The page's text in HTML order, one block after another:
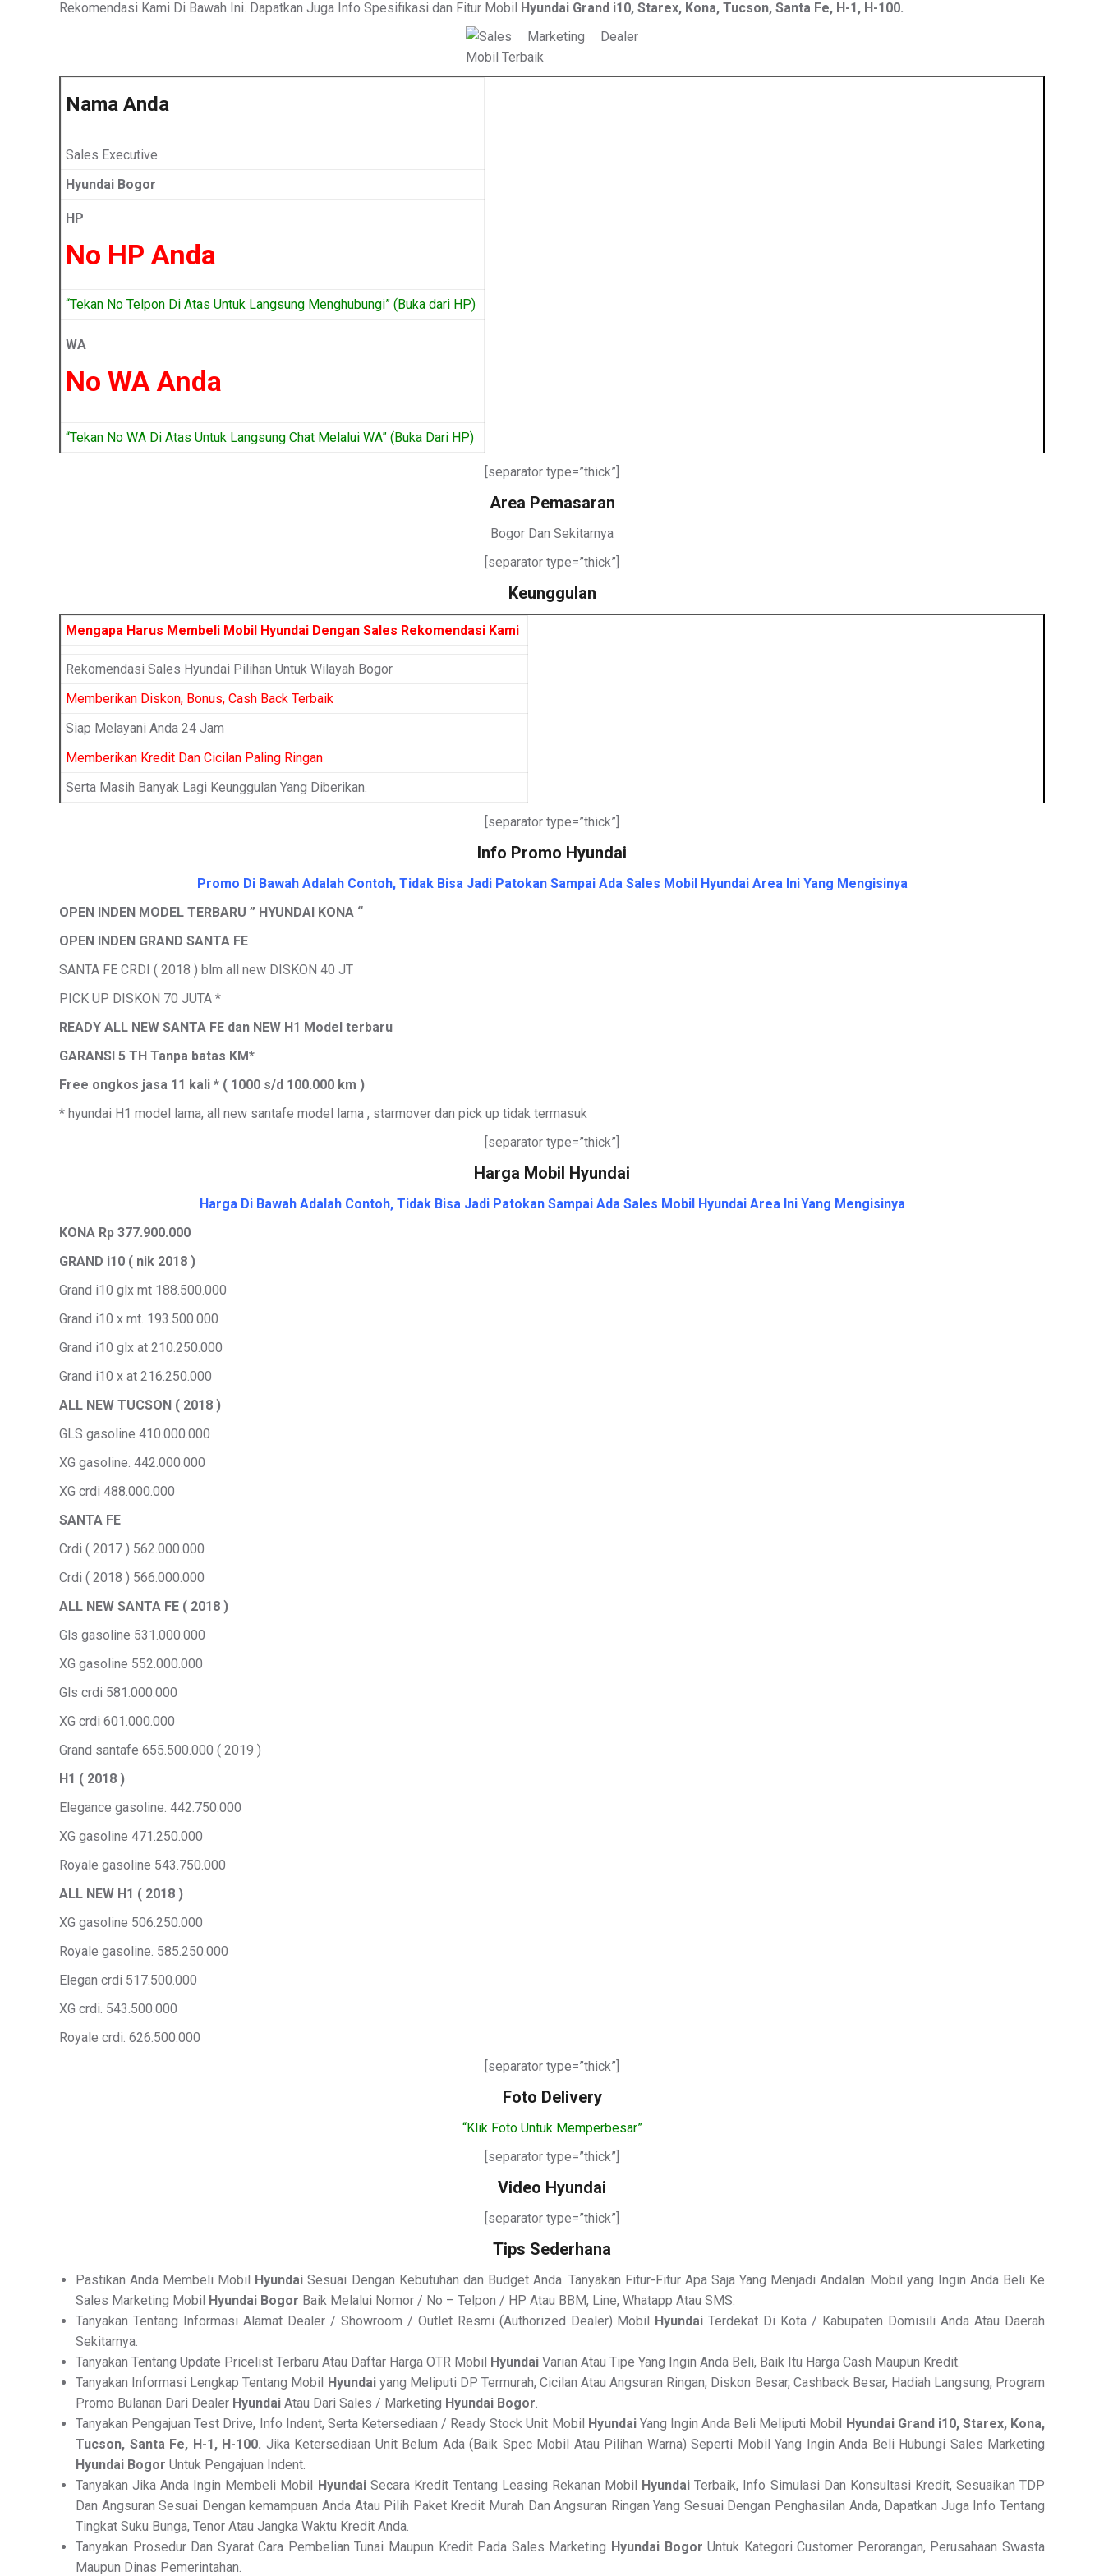
Rekomendasi Kami Di Bawah Ini. Dapatkan Juga Info Spesifikasi dan Fitur Mobil Hyundai Grand i10, Starex, Kona, Tucson, Santa Fe, H-1, H-100.
Nama Anda
Sales Executive
Hyundai Bogor
HP
No HP Anda
“Tekan No Telpon Di Atas Untuk Langsung Menghubungi” (Buka dari HP)
WA
No WA Anda
“Tekan No WA Di Atas Untuk Langsung Chat Melalui WA” (Buka Dari HP)
[separator type=”thick”]
Area Pemasaran
Bogor Dan Sekitarnya
[separator type=”thick”]
Keunggulan
Mengapa Harus Membeli Mobil Hyundai Dengan Sales Rekomendasi Kami
Rekomendasi Sales Hyundai Pilihan Untuk Wilayah Bogor
Memberikan Diskon, Bonus, Cash Back Terbaik
Siap Melayani Anda 24 Jam
Memberikan Kredit Dan Cicilan Paling Ringan
Serta Masih Banyak Lagi Keunggulan Yang Diberikan.
[separator type=”thick”]
Info Promo Hyundai
Promo Di Bawah Adalah Contoh, Tidak Bisa Jadi Patokan Sampai Ada Sales Mobil Hyundai Area Ini Yang Mengisinya
OPEN INDEN MODEL TERBARU ” HYUNDAI KONA “
OPEN INDEN GRAND SANTA FE
SANTA FE CRDI ( 2018 ) blm all new DISKON 40 JT
PICK UP DISKON 70 JUTA *
READY ALL NEW SANTA FE dan NEW H1 Model terbaru
GARANSI 5 TH Tanpa batas KM*
Free ongkos jasa 11 kali * ( 1000 s/d 100.000 km )
* hyundai H1 model lama, all new santafe model lama , starmover dan pick up tidak termasuk
[separator type=”thick”]
Harga Mobil Hyundai
Harga Di Bawah Adalah Contoh, Tidak Bisa Jadi Patokan Sampai Ada Sales Mobil Hyundai Area Ini Yang Mengisinya
KONA Rp 377.900.000
GRAND i10 ( nik 2018 )
Grand i10 glx mt 188.500.000
Grand i10 x mt. 193.500.000
Grand i10 glx at 210.250.000
Grand i10 x at 216.250.000
ALL NEW TUCSON ( 2018 )
GLS gasoline 410.000.000
XG gasoline. 442.000.000
XG crdi 488.000.000
SANTA FE
Crdi ( 2017 ) 562.000.000
Crdi ( 2018 ) 566.000.000
ALL NEW SANTA FE ( 2018 )
Gls gasoline 531.000.000
XG gasoline 552.000.000
Gls crdi 581.000.000
XG crdi 601.000.000
Grand santafe 655.500.000 ( 2019 )
H1 ( 2018 )
Elegance gasoline. 442.750.000
XG gasoline 471.250.000
Royale gasoline 543.750.000
ALL NEW H1 ( 2018 )
XG gasoline 506.250.000
Royale gasoline. 585.250.000
Elegan crdi 517.500.000
XG crdi. 543.500.000
Royale crdi. 626.500.000
[separator type=”thick”]
Foto Delivery
“Klik Foto Untuk Memperbesar”
[separator type=”thick”]
Video Hyundai
[separator type=”thick”]
Tips Sederhana
Pastikan Anda Membeli Mobil Hyundai Sesuai Dengan Kebutuhan dan Budget Anda. Tanyakan Fitur-Fitur Apa Saja Yang Menjadi Andalan Mobil yang Ingin Anda Beli Ke
Sales Marketing Mobil Hyundai Bogor Baik Melalui Nomor / No – Telpon / HP Atau BBM, Line, Whatapp Atau SMS.
Tanyakan Tentang Informasi Alamat Dealer / Showroom / Outlet Resmi (Authorized Dealer) Mobil Hyundai Terdekat Di Kota / Kabupaten Domisili Anda Atau Daerah
Sekitarnya.
Tanyakan Tentang Update Pricelist Terbaru Atau Daftar Harga OTR Mobil Hyundai Varian Atau Tipe Yang Ingin Anda Beli, Baik Itu Harga Cash Maupun Kredit.
Tanyakan Informasi Lengkap Tentang Mobil Hyundaiyang Meliputi DP Termurah, Cicilan Atau Angsuran Ringan, Diskon Besar, Cashback Besar, Hadiah Langsung, Program
Promo Bulanan Dari Dealer Hyundai Atau Dari Sales / Marketing Hyundai Bogor.
Tanyakan Pengajuan Test Drive, Info Indent, Serta Ketersediaan / Ready Stock Unit Mobil HyundaiYang Ingin Anda Beli Meliputi Mobil Hyundai Grand i10, Starex, Kona,
Tucson, Santa Fe, H-1, H-100. Jika Ketersediaan Unit Belum Ada (Baik Spec Mobil Atau Pilihan Warna) Seperti Mobil Yang Ingin Anda Beli Hubungi Sales Marketing
Hyundai Bogor Untuk Pengajuan Indent.
Tanyakan Jika Anda Ingin Membeli Mobil HyundaiSecara Kredit Tentang Leasing Rekanan Mobil Hyundai Terbaik, Info Simulasi Dan Konsultasi Kredit, Sesuaikan TDP
Dan Angsuran Sesuai Dengan kemampuan Anda Atau Pilih Paket Kredit Murah Dan Angsuran Ringan Yang Sesuai Dengan Penghasilan Anda, Dapatkan Juga Info Tentang
Tingkat Suku Bunga, Tenor Atau Jangka Waktu Kredit Anda.
Tanyakan Prosedur Dan Syarat Cara Pembelian Tunai Maupun Kredit Pada Sales Marketing Hyundai Bogor Untuk Kategori Customer Perorangan, Perusahaan Swasta
Maupun Dinas Pemerintahan.